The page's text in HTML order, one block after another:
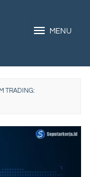
MENU
TRADING: